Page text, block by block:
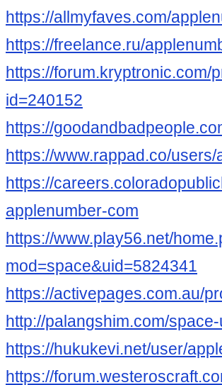
https://allmyfaves.com/
https://freelance.ru/
https://forum.kryptronic.com/
id=240152
https://
https://www.rappad.co/
https://
applenumber-com
https://www.play56.net/
mod=space&uid=5824341
https://activepages.com.au/
http://palangshim.com/
https://hukukevi.net/user/
https://